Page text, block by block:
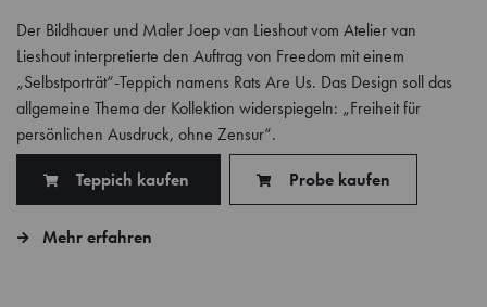
Der Bildhauer und Maler Joep van Lieshout vom Atelier van
Lieshout interpretierte den Auftrag von Freedom mit einem
„Selbstporträt“-Teppich namens Rats Are Us. Das Design soll das
allgemeine Thema der Kollektion widerspiegeln: „Freiheit für
persönlichen Ausdruck, ohne Zensur“.
Teppich kaufen
Probe kaufen
Mehr erfahren